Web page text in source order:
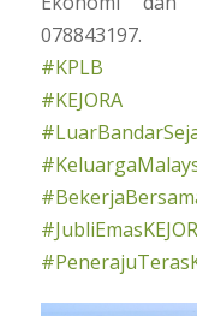
078843197.
#KPLB
#KEJORA